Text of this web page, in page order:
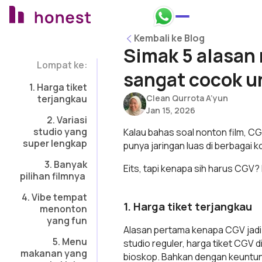
Honest Bank Whatsapp
Kembali ke Blog
Kembali ke Blog
Simak 5
sangat cocok
Clean Qurrota A’yun
Jan 15, 2026
Lompat ke:
1. Harga tiket
terjangkau
2. Variasi
studio yang
super lengkap
3. Banyak
pilihan filmnya
4. Vibe tempat
menonton
yang fun
5. Menu
makanan yang
Kalau bahas soal nonton film,
punya jaringan luas di berbagai
Eits, tapi kenapa sih harus
1. Harga tiket terjangkau
Alasan pertama kenapa CGV
studio reguler, harga tiket CGV
bioskop. Bahkan dengan